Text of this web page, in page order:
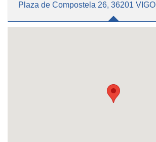
Plaza de Compostela 26, 36201 VIGO